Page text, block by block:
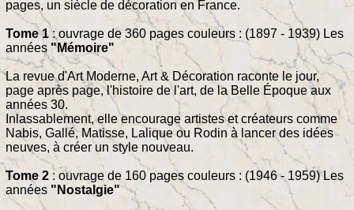
pages, un siècle de décoration en France.
Tome 1: ouvrage de 360 pages couleurs : (1897 - 1939) Les
années "Mémoire"
La revue d'Art Moderne, Art & Décoration raconte le jour,
page après page, l'histoire de l'art, de la Belle Époque aux
années 30.
Inlassablement, elle encourage artistes et créateurs comme
Nabis, Gallé, Matisse, Lalique ou Rodin à lancer des idées
neuves, à créer un style nouveau.
Tome 2 : ouvrage de 160 pages couleurs : (1946 - 1959) Les
années "Nostalgie"